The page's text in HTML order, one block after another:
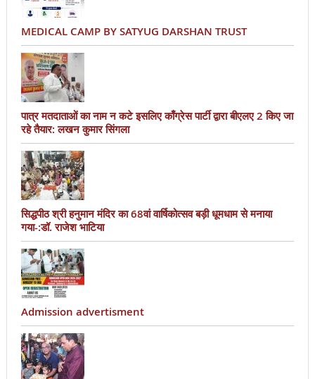
MEDICAL CAMP BY SATYUG DARSHAN TRUST
पात्र मतदाताओं का नाम न कटे इसलिए काँग्रेस पार्टी द्वारा बीएलए 2 किए जा
रहे तैयार: लखन कुमार सिंगला
सिद्धपीठ श्री हनुमान मंदिर का 68वां वार्षिकोत्सव बड़ी धूमधाम से मनाया
गया-:डॉ. राजेश भाटिया
Admission advertisment